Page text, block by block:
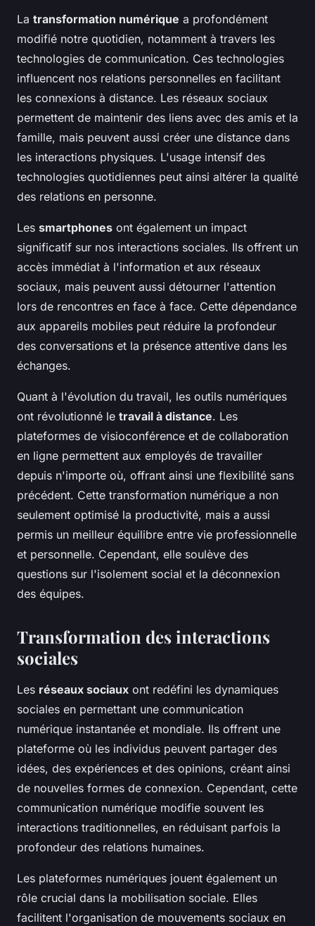
La transformation numérique a profondément
modifié notre quotidien, notamment à travers les
technologies de communication. Ces technologies
influencent nos relations personnelles en facilitant
les connexions à distance. Les réseaux sociaux
permettent de maintenir des liens avec des amis et la
famille, mais peuvent aussi créer une distance dans
les interactions physiques. L'usage intensif des
technologies quotidiennes peut ainsi altérer la qualité
des relations en personne.
Les smartphones ont également un impact
significatif sur nos interactions sociales. Ils offrent un
accès immédiat à l'information et aux réseaux
sociaux, mais peuvent aussi détourner l'attention
lors de rencontres en face à face. Cette dépendance
aux appareils mobiles peut réduire la profondeur
des conversations et la présence attentive dans les
échanges.
Quant à l'évolution du travail, les outils numériques
ont révolutionné le travail à distance. Les
plateformes de visioconférence et de collaboration
en ligne permettent aux employés de travailler
depuis n'importe où, offrant ainsi une flexibilité sans
précédent. Cette transformation numérique a non
seulement optimisé la productivité, mais a aussi
permis un meilleur équilibre entre vie professionnelle
et personnelle. Cependant, elle soulève des
questions sur l'isolement social et la déconnexion
des équipes.
Transformation des interactions
sociales
Les réseaux sociaux ont redéfini les dynamiques
sociales en permettant une communication
numérique instantanée et mondiale. Ils offrent une
plateforme où les individus peuvent partager des
idées, des expériences et des opinions, créant ainsi
de nouvelles formes de connexion. Cependant, cette
communication numérique modifie souvent les
interactions traditionnelles, en réduisant parfois la
profondeur des relations humaines.
Les plateformes numériques jouent également un
rôle crucial dans la mobilisation sociale. Elles
facilitent l'organisation de mouvements sociaux en